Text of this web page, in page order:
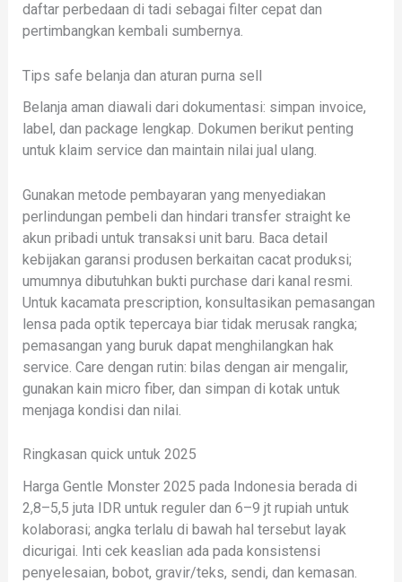
daftar perbedaan di tadi sebagai filter cepat dan
pertimbangkan kembali sumbernya.
Tips safe belanja dan aturan purna sell
Belanja aman diawali dari dokumentasi: simpan invoice,
label, dan package lengkap. Dokumen berikut penting
untuk klaim service dan maintain nilai jual ulang.
Gunakan metode pembayaran yang menyediakan
perlindungan pembeli dan hindari transfer straight ke
akun pribadi untuk transaksi unit baru. Baca detail
kebijakan garansi produsen berkaitan cacat produksi;
umumnya dibutuhkan bukti purchase dari kanal resmi.
Untuk kacamata prescription, konsultasikan pemasangan
lensa pada optik tepercaya biar tidak merusak rangka;
pemasangan yang buruk dapat menghilangkan hak
service. Care dengan rutin: bilas dengan air mengalir,
gunakan kain micro fiber, dan simpan di kotak untuk
menjaga kondisi dan nilai.
Ringkasan quick untuk 2025
Harga Gentle Monster 2025 pada Indonesia berada di
2,8–5,5 juta IDR untuk reguler dan 6–9 jt rupiah untuk
kolaborasi; angka terlalu di bawah hal tersebut layak
dicurigai. Inti cek keaslian ada pada konsistensi
penyelesaian, bobot, gravir/teks, sendi, dan kemasan.